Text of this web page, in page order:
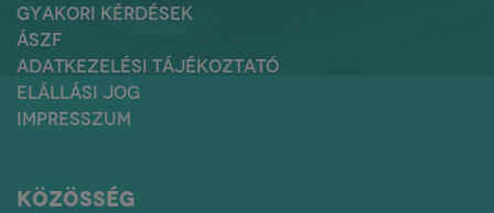
GYAKORI KÉRDÉSEK
ÁSZF
ADATKEZELÉSI TÁJÉKOZTATÓ
ELÁLLÁSI JOG
IMPRESSZUM
KÖZÖSSÉG